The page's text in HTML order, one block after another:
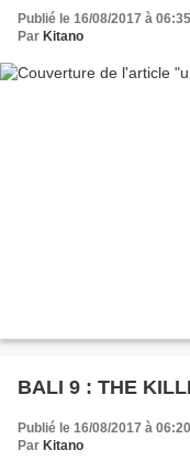
Publié le 16/08/2017 à 06:35
Par Kitano
BALI 9 : THE
Publié le 16/08/2017 à 06:20
Par Kitano